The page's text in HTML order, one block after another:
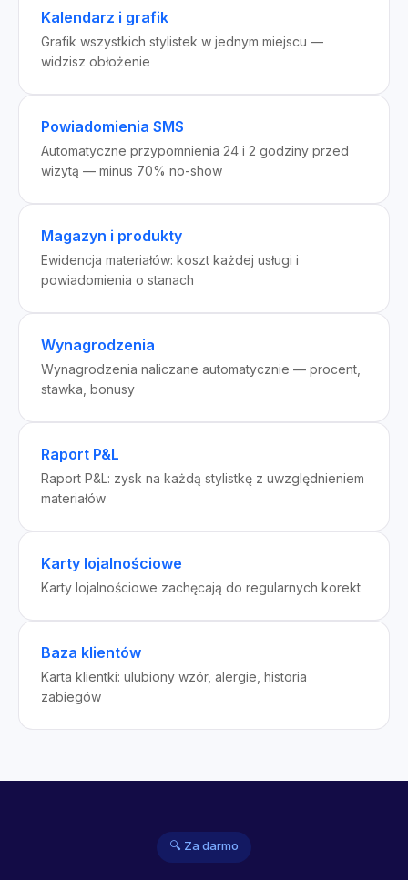
Kalendarz i grafik
Grafik wszystkich stylistek w jednym miejscu —
widzisz obłożenie
Powiadomienia SMS
Automatyczne przypomnienia 24 i 2 godziny przed
wizytą — minus 70% no-show
Magazyn i produkty
Ewidencja materiałów: koszt każdej usługi i
powiadomienia o stanach
Wynagrodzenia
Wynagrodzenia naliczane automatycznie — procent,
stawka, bonusy
Raport P&L
Raport P&L: zysk na każdą stylistkę z uwzględnieniem
materiałów
Karty lojalnościowe
Karty lojalnościowe zachęcają do regularnych korekt
Baza klientów
Karta klientki: ulubiony wzór, alergie, historia
zabiegów
🔍 Za darmo